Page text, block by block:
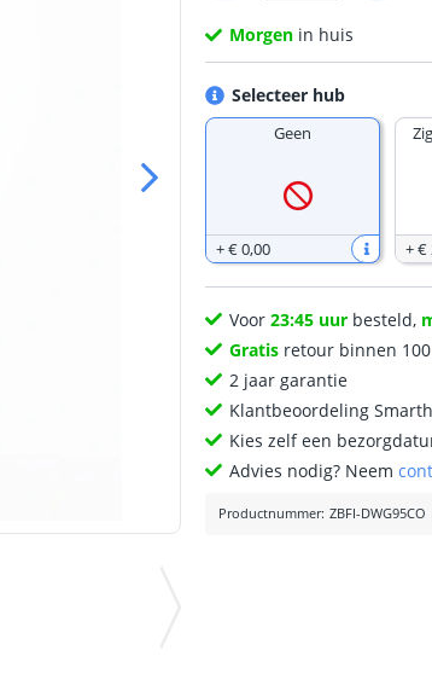
Morgen in huis
Selecteer hub
Geen
+€ 0,00 +€
Voor23:45 uur besteld,
Gratis retour binnen
2 jaar garantie
Klantbeoordeling
Kies zelf een
Advies nodig? Neem
Productnummer: ZBFI-DWG95CO